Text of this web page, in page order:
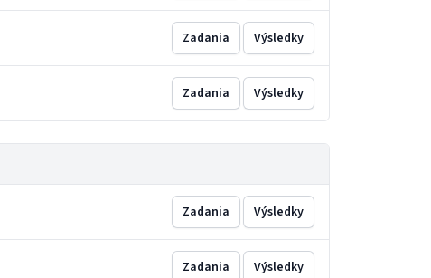
Zadania Výsledky
Zadania Výsledky
Zadania Výsledky
Zadania Výsledky